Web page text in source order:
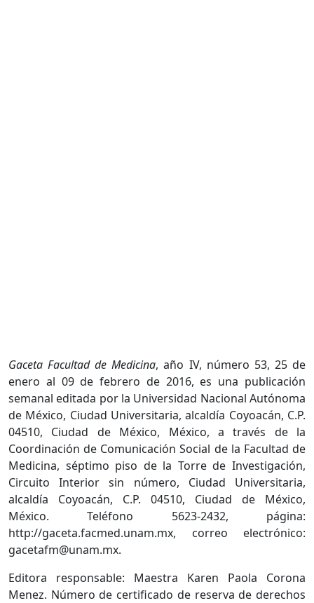
Gaceta Facultad de Medicina, año IV, número 53, 25 de
enero al 09 de febrero de 2016, es una publicación
semanal editada por la Universidad Nacional Autónoma
de México, Ciudad Universitaria, alcaldía Coyoacán, C.P.
04510, Ciudad de México, México, a través de la
Coordinación de Comunicación Social de la Facultad de
Medicina, séptimo piso de la Torre de Investigación,
Circuito Interior sin número, Ciudad Universitaria,
alcaldía Coyoacán, C.P. 04510, Ciudad de México,
México. Teléfono 5623-2432, página:
http://gaceta.facmed.unam.mx, correo electrónico:
gacetafm@unam.mx.
Editora responsable: Maestra Karen Paola Corona
Menez. Número de certificado de reserva de derechos